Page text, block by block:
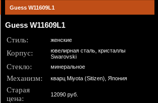
Guess W11609L1
Guess W11609L1
Стиль: женские
Корпус:
ювелирная сталь, кристаллы
Swarovski
Стекло: минеральное
Механизм: кварц Miyota (Sitizen), Япония
Старая
цена:
12090 руб.